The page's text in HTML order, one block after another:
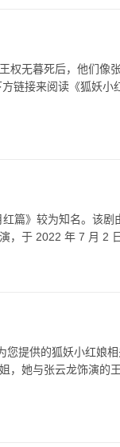
权无暮死后，他们像
链接来阅读《狐妖小
篇》较为知名。该剧
，于 2022 年 7 月 2
提供的狐妖小红娘相
，她与张云龙饰演的